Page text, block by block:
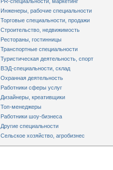
Инженеры, рабочие специальности
Торговые специальности, продажи
Строительство, недвижимость
Рестораны, гостинницы
Транспортные специальности
Туристическая деятельность, спорт
ВЭД-специальности, склад
Охранная деятельность
Работники сферы услуг
Дизайнеры, креативщики
Топ-менеджеры
Работники шоу-бизнеса
Другие специальности
Сельское хозяйство, агробизнес